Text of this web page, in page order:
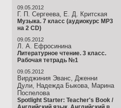
09.05.2012
Г. П. Сергеева, Е. Д. Критская
Музыка. 7 класс (аудиокурс MP3
на 2 CD)
09.05.2012
Л. А. Ефросинина
Литературное чтение. 3 класс.
Рабочая тетрадь №1
09.05.2012
Вирджиния Эванс, Дженни
Дули, Надежда Быкова, Марина
Поспелова
Spotlight Starter: Teacher's Book /